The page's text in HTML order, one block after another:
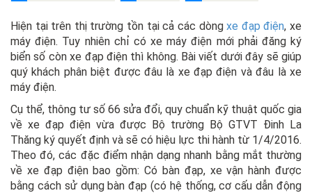
Hiện tại trên thị trường tồn tại cả các dòngxe đạp điện, xe
máy điện. Tuy nhiên chỉ có xe máy điện mới phải đăng ký
biển số còn xe đạp điện thì không. Bài viết dưới đây sẽ giúp
quý khách phân biệt được đâu là xe đạp điện và đâu là xe
máy điện.
Cụ thể, thông tư số 66 sửa đổi, quy chuẩn kỹ thuật quốc gia
về xe đạp điện vừa được Bộ trường Bộ GTVT Đinh La
Thăng ký quyết định và sẽ có hiệu lực thi hành từ 1/4/2016.
Theo đó, các đặc điểm nhận dạng nhanh bằng mắt thường
về xe đạp điện bao gồm: Có bàn đạp, xe vận hành được
bằng cách sử dụng bàn đạp (có hệ thống, cơ cấu dẫn động